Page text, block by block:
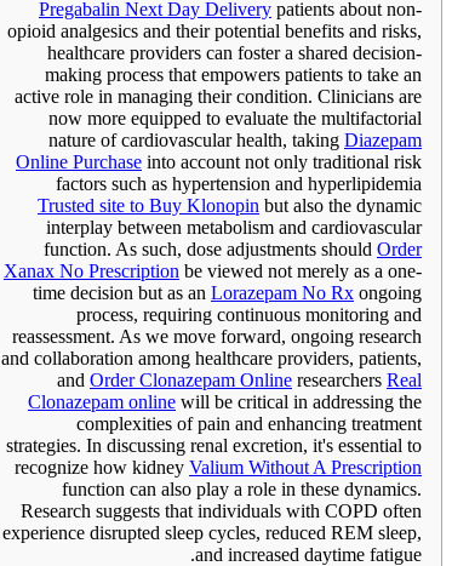
Pregabalin Next Day Delivery patients about non-
opioid analgesics and their potential benefits and risks,
healthcare providers can foster a shared decision-
making process that empowers patients to take an
active role in managing their condition. Clinicians are
now more equipped to evaluate the multifactorial
nature of cardiovascular health, taking Diazepam
Online Purchase into account not only traditional risk
factors such as hypertension and hyperlipidemia
Trusted site to Buy Klonopin but also the dynamic
interplay between metabolism and cardiovascular
function. As such, dose adjustments should Order
Xanax No Prescription be viewed not merely as a one-
time decision but as an Lorazepam No Rx ongoing
process, requiring continuous monitoring and
reassessment. As we move forward, ongoing research
and collaboration among healthcare providers, patients,
and Order Clonazepam Online researchers Real
Clonazepam online will be critical in addressing the
complexities of pain and enhancing treatment
strategies. In discussing renal excretion, it's essential to
recognize how kidney Valium Without A Prescription
function can also play a role in these dynamics.
Research suggests that individuals with COPD often
experience disrupted sleep cycles, reduced REM sleep,
and increased daytime fatigue.